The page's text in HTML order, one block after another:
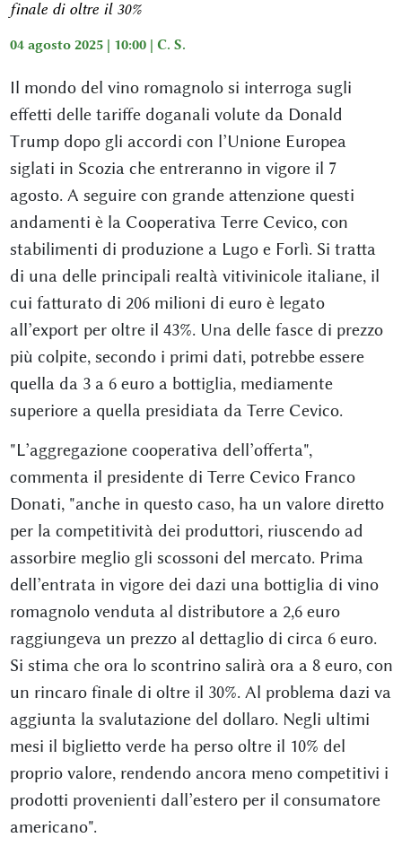
finale di oltre il 30%
04 agosto 2025 | 10:00 | C. S.
Il mondo del vino romagnolo si interroga sugli
effetti delle tariffe doganali volute da Donald
Trump dopo gli accordi con l’Unione Europea
siglati in Scozia che entreranno in vigore il 7
agosto. A seguire con grande attenzione questi
andamenti è la Cooperativa Terre Cevico, con
stabilimenti di produzione a Lugo e Forlì. Si tratta
di una delle principali realtà vitivinicole italiane, il
cui fatturato di 206 milioni di euro è legato
all’export per oltre il 43%. Una delle fasce di prezzo
più colpite, secondo i primi dati, potrebbe essere
quella da 3 a 6 euro a bottiglia, mediamente
superiore a quella presidiata da Terre Cevico.
"L’aggregazione cooperativa dell’offerta",
commenta il presidente di Terre Cevico Franco
Donati, "anche in questo caso, ha un valore diretto
per la competitività dei produttori, riuscendo ad
assorbire meglio gli scossoni del mercato. Prima
dell’entrata in vigore dei dazi una bottiglia di vino
romagnolo venduta al distributore a 2,6 euro
raggiungeva un prezzo al dettaglio di circa 6 euro.
Si stima che ora lo scontrino salirà ora a 8 euro, con
un rincaro finale di oltre il 30%. Al problema dazi va
aggiunta la svalutazione del dollaro. Negli ultimi
mesi il biglietto verde ha perso oltre il 10% del
proprio valore, rendendo ancora meno competitivi i
prodotti provenienti dall’estero per il consumatore
americano".